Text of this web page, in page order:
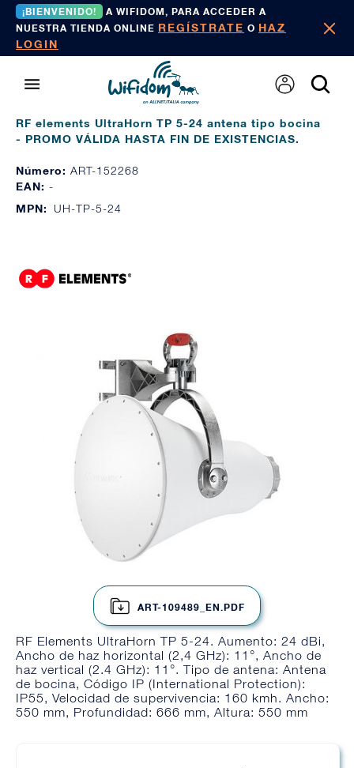
¡BIENVENIDO!
A WIFIDOM, PARA ACCEDER A
NUESTRA TIENDA ONLINE REGÍSTRATE O HAZ
LOGIN
RF elements UltraHorn TP 5-24 antena tipo bocina
- PROMO VÁLIDA HASTA FIN DE EXISTENCIAS.
Número: ART-152268
EAN: -
MPN:
UH-TP-5-24
ART-109489_EN.PDF
RF Elements UltraHorn TP 5-24. Aumento: 24 dBi,
Ancho de haz horizontal (2,4 GHz): 11°, Ancho de
haz vertical (2.4 GHz): 11°. Tipo de antena: Antena
de bocina, Código IP (International Protection):
IP55, Velocidad de supervivencia: 160 kmh. Ancho:
550 mm, Profundidad: 666 mm, Altura: 550 mm